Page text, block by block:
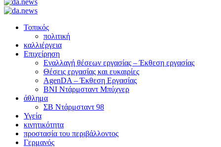
Τοπικός
πολιτική
καλλιέργεια
Επιχείρηση
Εναλλαγή θέσεων εργασίας – Έκθεση εργασίας
Θέσεις εργασίας και ευκαιρίες
AgenDA – Έκθεση Εργασίας
BNI Ντάρμσταντ Μπύχνερ
άθλημα
ΣΒ Ντάρμσταντ 98
Υγεία
κινητικότητα
προστασία του περιβάλλοντος
Γερμανός